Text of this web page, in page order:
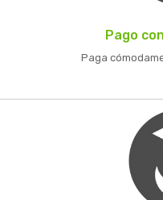
Pago
Paga